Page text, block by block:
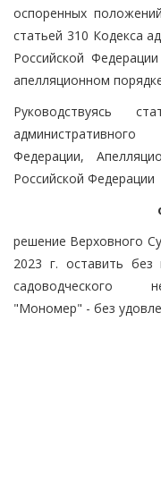
оспоренных
статьей 310 Кодекса
Российской
апелляционном
Руководствуясь
Федерации,
Российской Федерации
решение Верховного
2023 г. оставить без
садоводческого
"Мономер" - без